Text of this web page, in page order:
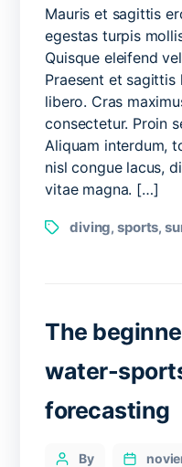
to
do
on
a
Mauris et sagittis
egestas turpis
Quisque eleifend
Praesent et sagittis
libero. Cras
consectetur. Proin
Aliquam interdum,
nisl congue lacus,
vitae magna. […]
Tagsdiving,sports,
The
water-
forecasting
Categories
PostBy